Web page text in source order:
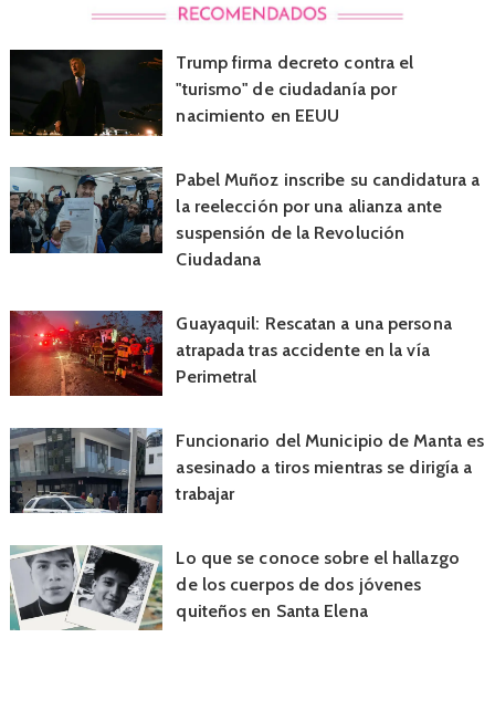
Trump firma decreto contra el
"turismo" de ciudadanía por
nacimiento en EEUU
Pabel Muñoz inscribe su candidatura a
la reelección por una alianza ante
suspensión de la Revolución
Ciudadana
Guayaquil: Rescatan a una persona
atrapada tras accidente en la vía
Perimetral
Funcionario del Municipio de Manta es
asesinado a tiros mientras se dirigía a
trabajar
Lo que se conoce sobre el hallazgo
de los cuerpos de dos jóvenes
quiteños en Santa Elena